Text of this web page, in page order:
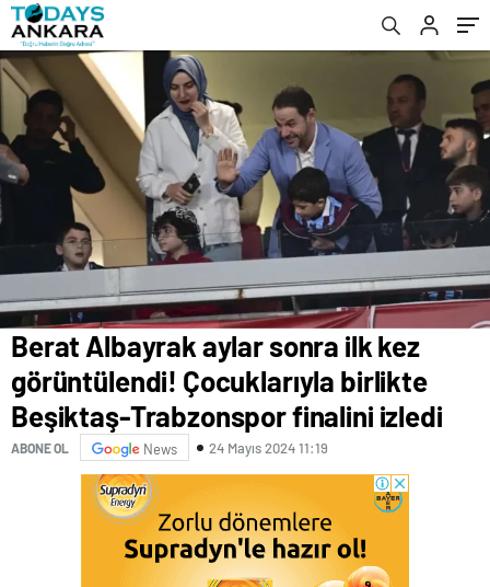
Trabzonspor finalini izledi
Berat Albayrak aylar sonra ilk kez
görüntülendi! Çocuklarıyla birlikte
Beşiktaş-Trabzonspor finalini izledi
ABONE OL News 24 Mayıs 2024 11:19
Parti’yi karıştırdı